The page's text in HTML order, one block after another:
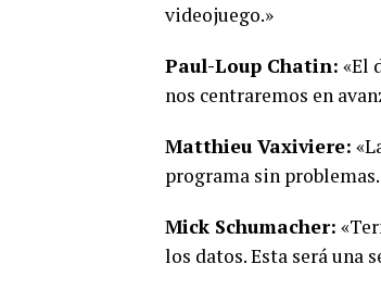
videojuego.»
Paul-Loup Chatin: «El
nos centraremos en
Matthieu Vaxiviere:
programa sin
Mick Schumacher:
los datos. Esta será una